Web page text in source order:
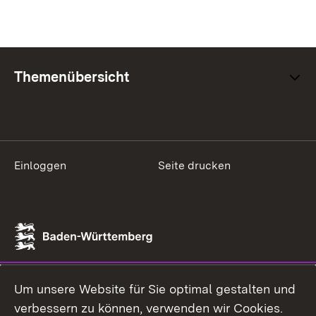
Themenübersicht
Einloggen Seite drucken
Um unsere Website für Sie optimal gestalten und
verbessern zu können, verwenden wir Cookies.